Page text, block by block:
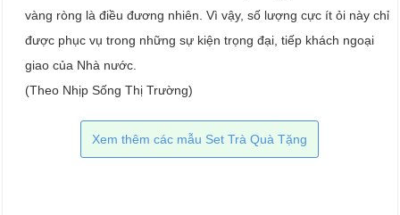
vàng ròng là điều đương nhiên. Vì vậy, số lượng cực ít ỏi này chỉ
được phục vụ trong những sự kiện trọng đại, tiếp khách ngoại
giao của Nhà nước.
(Theo Nhịp Sống Thị Trường)
Xem thêm các mẫu Set Trà Quà Tặng